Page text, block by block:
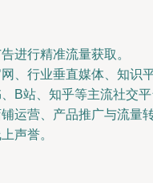
进行精准流量获取。
、行业垂直媒体、知识
B站、知乎等主流社交
运营、产品推广与流量转
声誉。